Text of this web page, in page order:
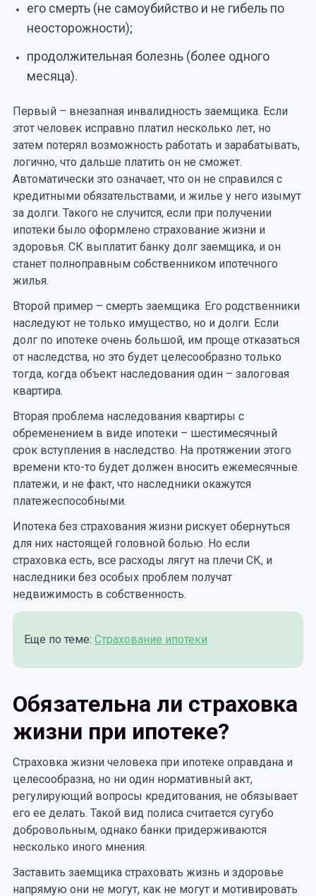
его смерть (не самоубийство и не гибель по
неосторожности);
продолжительная болезнь (более одного
месяца).
Первый – внезапная инвалидность заемщика. Если
этот человек исправно платил несколько лет, но
затем потерял возможность работать и зарабатывать,
логично, что дальше платить он не сможет.
Автоматически это означает, что он не справился с
кредитными обязательствами, и жилье у него изымут
за долги. Такого не случится, если при получении
ипотеки было оформлено страхование жизни и
здоровья. СК выплатит банку долг заемщика, и он
станет полноправным собственником ипотечного
жилья.
Второй пример – смерть заемщика. Его родственники
наследуют не только имущество, но и долги. Если
долг по ипотеке очень большой, им проще отказаться
от наследства, но это будет целесообразно только
тогда, когда объект наследования один – залоговая
квартира.
Вторая проблема наследования квартиры с
обременением в виде ипотеки – шестимесячный
срок вступления в наследство. На протяжении этого
времени кто-то будет должен вносить ежемесячные
платежи, и не факт, что наследники окажутся
платежеспособными.
Ипотека без страхования жизни рискует обернуться
для них настоящей головной болью. Но если
страховка есть, все расходы лягут на плечи СК, и
наследники без особых проблем получат
недвижимость в собственность.
Еще по теме: Страхование ипотеки
Обязательна ли страховка
жизни при ипотеке?
Страховка жизни человека при ипотеке оправдана и
целесообразна, но ни один нормативный акт,
регулирующий вопросы кредитования, не обязывает
его ее делать. Такой вид полиса считается сугубо
добровольным, однако банки придерживаются
несколько иного мнения.
Заставить заемщика страховать жизнь и здоровье
напрямую они не могут, как не могут и мотивировать